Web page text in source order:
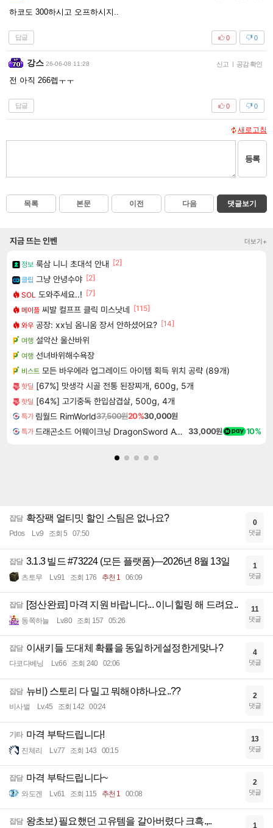
하코도 300하시고 오프하시지..
답글 0
0
강스 26-06-08 11:28 신고 | 공감 확인
전 아직 266렙ㅜㅜ
답글 0
0
새로고침
등록
목록 본문 이전 다음 댓글보기
지금 뜨는 인벤 더보기+
정보 룩삼 니니 초대석 안내 [2]
클립 그냥 안녕수야 [2]
SOL 도와주세요..! [7]
메이플 씨발 컬프프 클릭 미스낫네 [115]
와우 공장: xx님 옴니움 장서 안하셨어요? [14]
여행 설악산 울산바위
여행 선녀바위해수욕장
비스트 모든 바우에라 업그레이드 아이템 획득 위치 공략 (89개)
핫딜 [67%] 맛생각 시골 전통 된장찌개, 600g, 5개
핫딜 [64%] 고기중독 한입삼겹살, 500g, 4개
특가 림월드 RimWorld37,500원20%30,000원
특가 드래곤소드 어웨이크닝 DragonSword Awakening 33,000원 10%
잡담 확장팩 얼티밋 할인 스팀은 없나요?
Pdos Lv.9 조회 5 07:50
0
댓글
잡담 3.1.3 빌드 #73224 (모든 플랫폼)—2026년 8월 13일
츠토무 Lv.91 조회 176 추천 1 06:09
1
댓글
잡담 [정산완료] 마격 지원 바랍니다... 이니힐링 해 드려요..
동쪽하늘 Lv.80 조회 157 05:26
11
댓글
잡담 이새키들 도대체 확률을 동일하게설정한게맞나?
다코다베닝 Lv.66 조회 240 02:06
4
댓글
잡담 뉴비) 스토리 다 밀고 뭐해야하나요..??
비사벌 Lv.45 조회 142 00:24
2
댓글
기타 마격 부탁드립니다!
진체리 Lv.77 조회 143 00:15
13
댓글
잡담 마격 부탁드립니다~
와도겐 Lv.61 조회 115 추천 1 00:08
2
댓글
잡담 왕초보) 필요했던 고유템을 갈아버렸다 크흑.,.. 1